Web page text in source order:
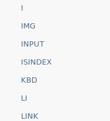
I
IMG
INPUT
ISINDEX
KBD
LI
LINK